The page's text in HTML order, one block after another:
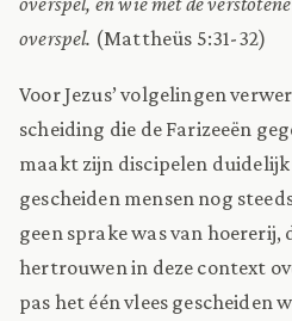
overspel. (Mattheüs 5:31-32)
Voor Jezus’ volgelingen
scheiding die de Farizeeën
maakt zijn discipelen duidelijk
gescheiden mensen nog
geen sprake was van hoererij,
hertrouwen in deze context
pas het één vlees gescheiden